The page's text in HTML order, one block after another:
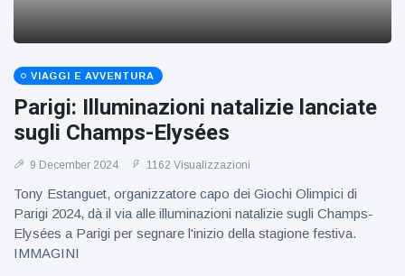
VIAGGI E AVVENTURA
Parigi: Illuminazioni natalizie lanciate
sugli Champs-Elysées
9 December 2024 1162 Visualizzazioni
Tony Estanguet, organizzatore capo dei Giochi Olimpici di
Parigi 2024, dà il via alle illuminazioni natalizie sugli Champs-
Elysées a Parigi per segnare l'inizio della stagione festiva.
IMMAGINI